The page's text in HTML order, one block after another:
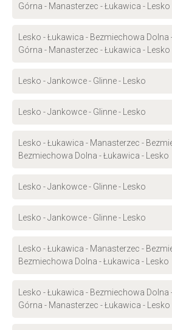
Górna - Manasterzec - Łukawica - Lesko
Lesko - Łukawica - Bezmiechowa
Górna - Manasterzec - Łukawica - Lesko
Lesko - Jankowce - Glinne - Lesko
Lesko - Jankowce - Glinne - Lesko
Lesko - Łukawica - Manasterzec -
Bezmiechowa Dolna - Łukawica - Lesko
Lesko - Jankowce - Glinne - Lesko
Lesko - Jankowce - Glinne - Lesko
Lesko - Łukawica - Manasterzec -
Bezmiechowa Dolna - Łukawica - Lesko
Lesko - Łukawica - Bezmiechowa
Górna - Manasterzec - Łukawica - Lesko